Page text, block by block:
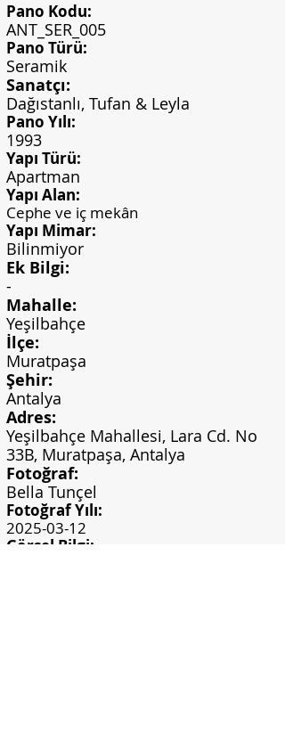
Pano Kodu:
ANT_SER_005
Pano Türü:
Seramik
Sanatçı:
Dağıstanlı, Tufan & Leyla
Pano Yılı:
1993
Yapı Türü:
Apartman
Yapı Alan:
Cephe ve iç mekân
Yapı Mimar:
Bilinmiyor
Ek Bilgi:
-
Mahalle:
Yeşilbahçe
İlçe:
Muratpaşa
Şehir:
Antalya
Adres:
Yeşilbahçe Mahallesi, Lara Cd. No
33B, Muratpaşa, Antalya
Fotoğraf:
Bella Tunçel
Fotoğraf Yılı:
2025-03-12
Görsel Bilgi: